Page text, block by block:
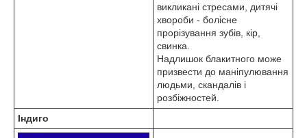
викликані стресами, дитячі
хвороби - болісне
прорізування зубів, кір,
свинка.
Надлишок блакитного може
призвести до маніпулювання
людьми, скандалів і
розбіжностей.
Індиго